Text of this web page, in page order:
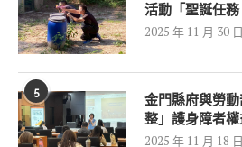
活動「聖誕任務
2025 年 11 月 30 日
5
金門縣府與勞
整」護身障者權
2025 年 11 月 18 日